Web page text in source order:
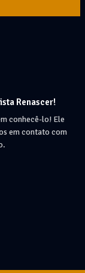
Renascer!
conhecê-lo! Ele
em contato com